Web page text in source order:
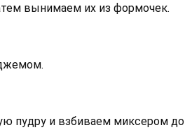
вынимаем их из формочек.
пудру и взбиваем миксером до